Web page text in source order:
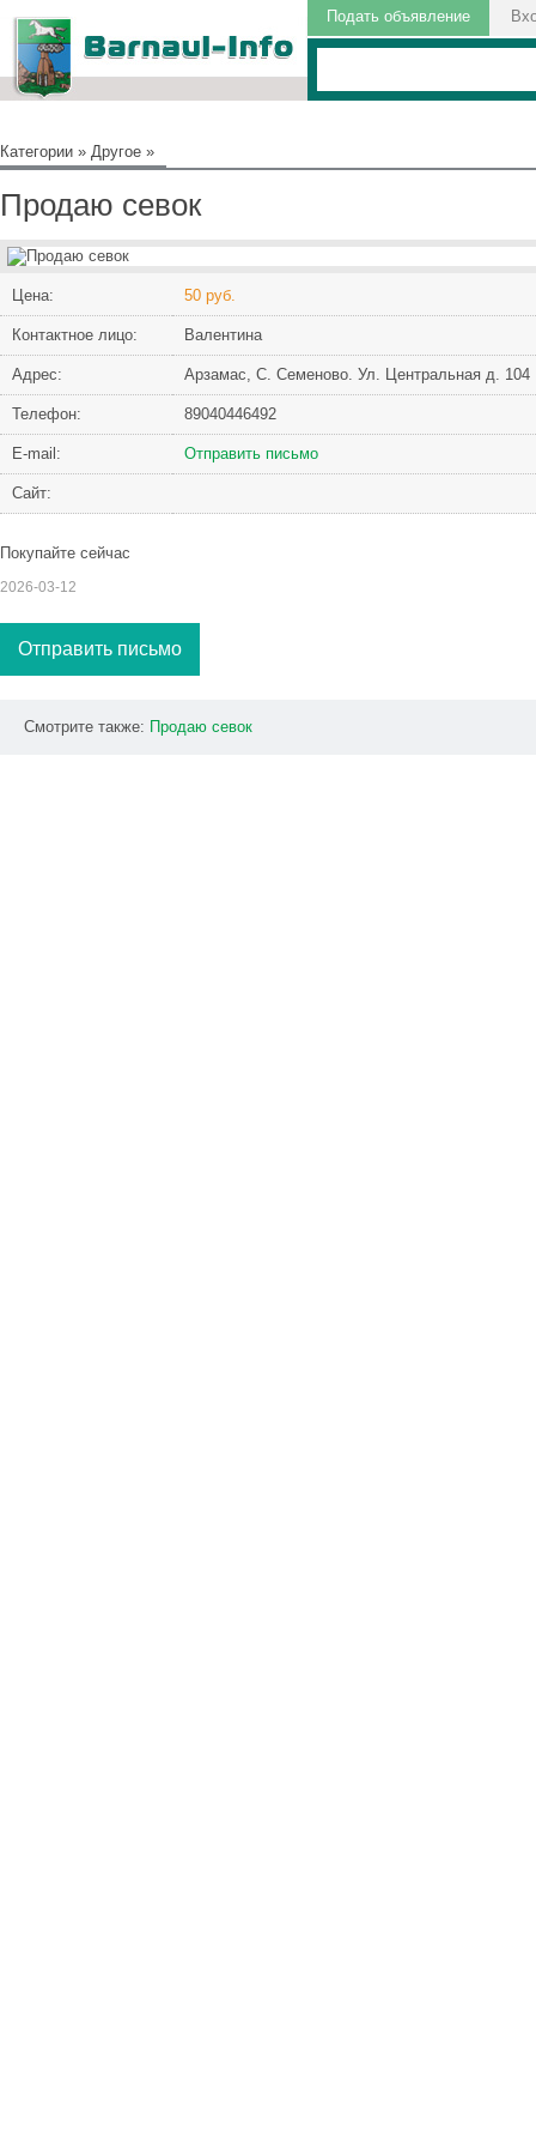
Подать объявление
Категории » Другое »
Продаю севок
Цена: 50 руб.
Контактное лицо: Валентина
Адрес: Арзамас, С. Семеново. Ул. Центральная д. 104
Телефон: 89040446492
Е-mail: Отправить письмо
Сайт:
Покупайте сейчас
2026-03-12
Отправить письмо
Смотрите также: Продаю севок